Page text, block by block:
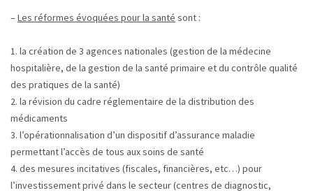
– Les réformes évoquées pour la santé sont :
1. la création de 3 agences nationales (gestion de la médecine
hospitalière, de la gestion de la santé primaire et du contrôle qualité
des pratiques de la santé)
2. la révision du cadre réglementaire de la distribution des
médicaments
3. l’opérationnalisation d’un dispositif d’assurance maladie
permettant l’accès de tous aux soins de santé
4. des mesures incitatives (fiscales, financières, etc…) pour
l’investissement privé dans le secteur (centres de diagnostic,